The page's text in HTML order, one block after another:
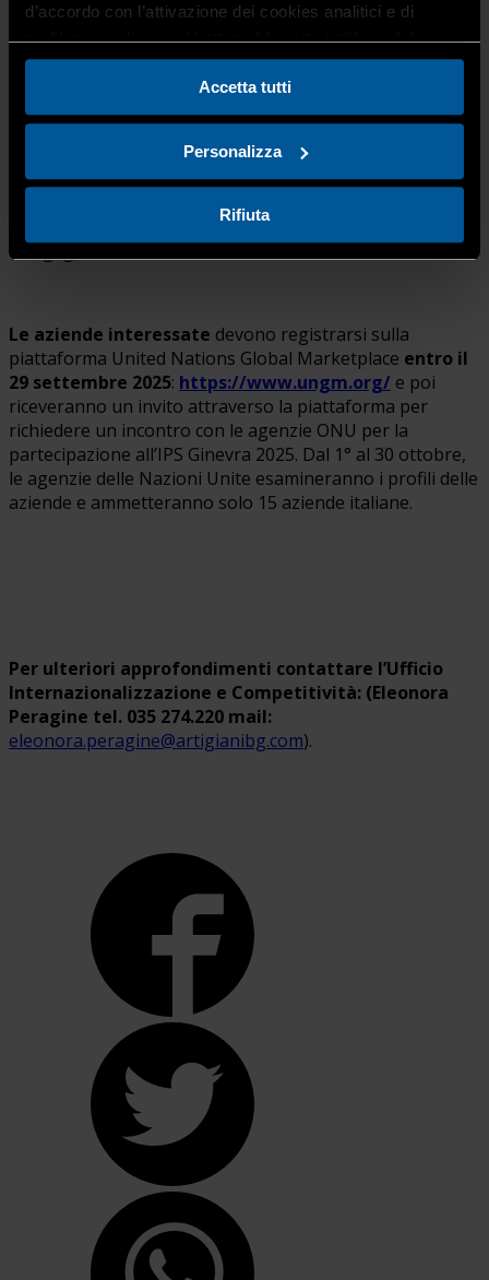
d’accordo con l’attivazione dei cookies analitici e di
profilazione clicca sul bottone “Accetta tutti” qui di fianco.
Accetta tutti
Personalizza
Rifiuta
La partecipazione all’evento è gratuita per le aziende
italiane selezionate, tuttavia, le spese di viaggio e di
alloggio saranno a carico dei partecipanti.
I settori coinvolti sono: agricoltura, alimentazione,
bevande, servizi, beni e tecnologie mediche e
farmaceutiche, emergenza, logistica, assistenza ai
rifugiati e trasporti, tecnologia, innovazione, ICT e servizi
di ingegneria.
Le aziende interessate devono registrarsi sulla
piattaforma United Nations Global Marketplace entro il
29 settembre 2025: https://www.ungm.org/ e poi
riceveranno un invito attraverso la piattaforma per
richiedere un incontro con le agenzie ONU per la
partecipazione all’IPS Ginevra 2025. Dal 1° al 30 ottobre,
le agenzie delle Nazioni Unite esamineranno i profili delle
aziende e ammetteranno solo 15 aziende italiane.
Per ulteriori approfondimenti contattare l’Ufficio
Internazionalizzazione e Competitività: (Eleonora
Peragine tel. 035 274.220 mail:
eleonora.peragine@artigianibg.com).